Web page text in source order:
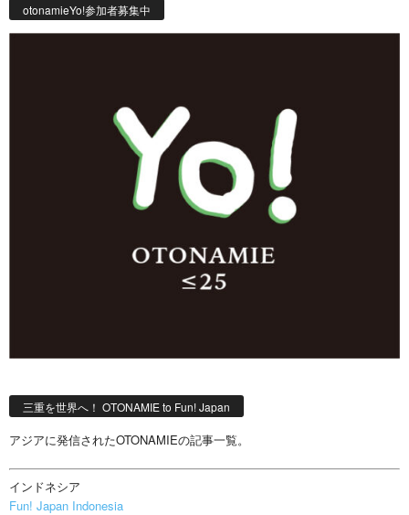
otonamieYo!参加者募集中
三重を世界へ！ OTONAMIE to Fun! Japan
アジアに発信されたOTONAMIEの記事一覧。
インドネシア
Fun! Japan Indonesia